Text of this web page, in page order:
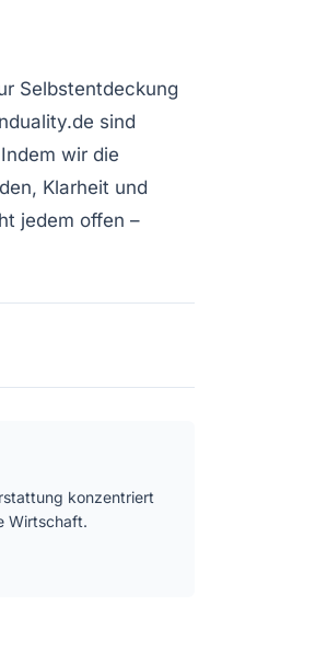
Selbstentdeckung
sind
wir die
Klarheit und
jedem offen –
konzentriert
Wirtschaft.